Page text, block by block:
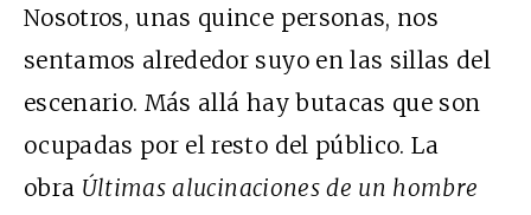
Nosotros, unas quince personas, nos
sentamos alrededor suyo en las sillas del
escenario. Más allá hay butacas que son
ocupadas por el resto del público. La
obra Últimas alucinaciones de un hombre